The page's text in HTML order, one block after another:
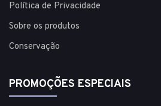
Política de Privacidade
Sobre os produtos
Conservação
PROMOÇÕES ESPECIAIS